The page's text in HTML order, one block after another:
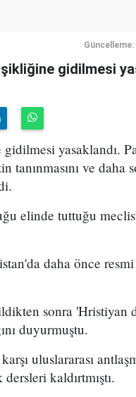
Güncelleme:
gidilmesi
yasaklandı.
ve daha
elinde tuttuğu
daha önce
sonra 'Hristiyan
duyurmuştu.
uluslararası
kaldırtmıştı.